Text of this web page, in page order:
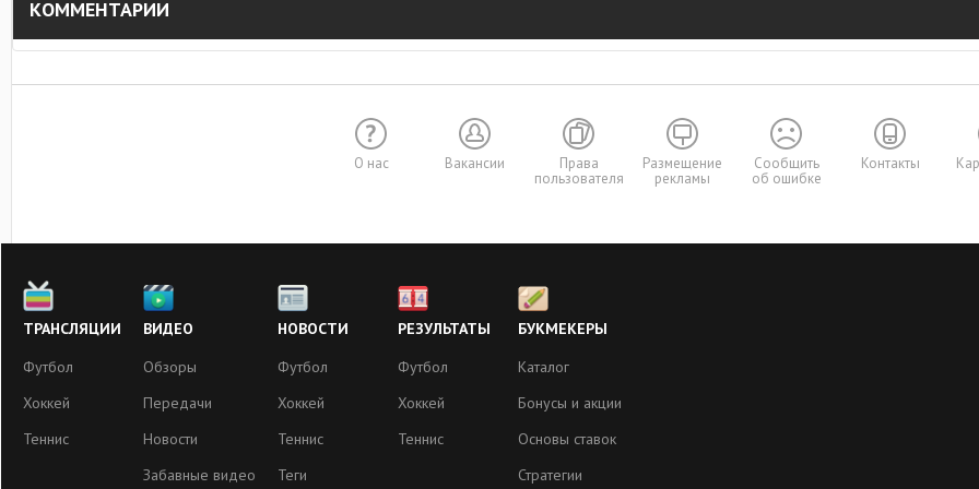
КОММЕНТАРИИ
О нас Вакансии
Права
пользователя
Размещение
рекламы
Сообщить
об ошибке
Контакты
ТРАНСЛЯЦИИ
Футбол
Хоккей
Теннис
ВИДЕО
Обзоры
Передачи
Новости
Забавные видео
НОВОСТИ
Футбол
Хоккей
Теннис
Теги
РЕЗУЛЬТАТЫ
Футбол
Хоккей
Теннис
БУКМЕКЕРЫ
Каталог
Бонусы и акции
Основы ставок
Стратегии